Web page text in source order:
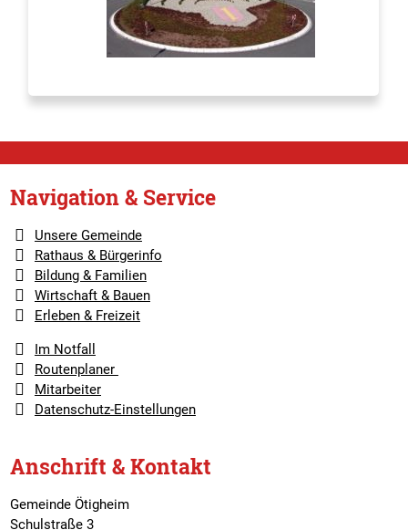
Navigation & Service
Unsere Gemeinde
Rathaus & Bürgerinfo
Bildung & Familien
Wirtschaft & Bauen
Erleben & Freizeit
Im Notfall
Routenplaner
Mitarbeiter
Datenschutz-Einstellungen
Anschrift & Kontakt
Gemeinde Ötigheim
Schulstraße 3